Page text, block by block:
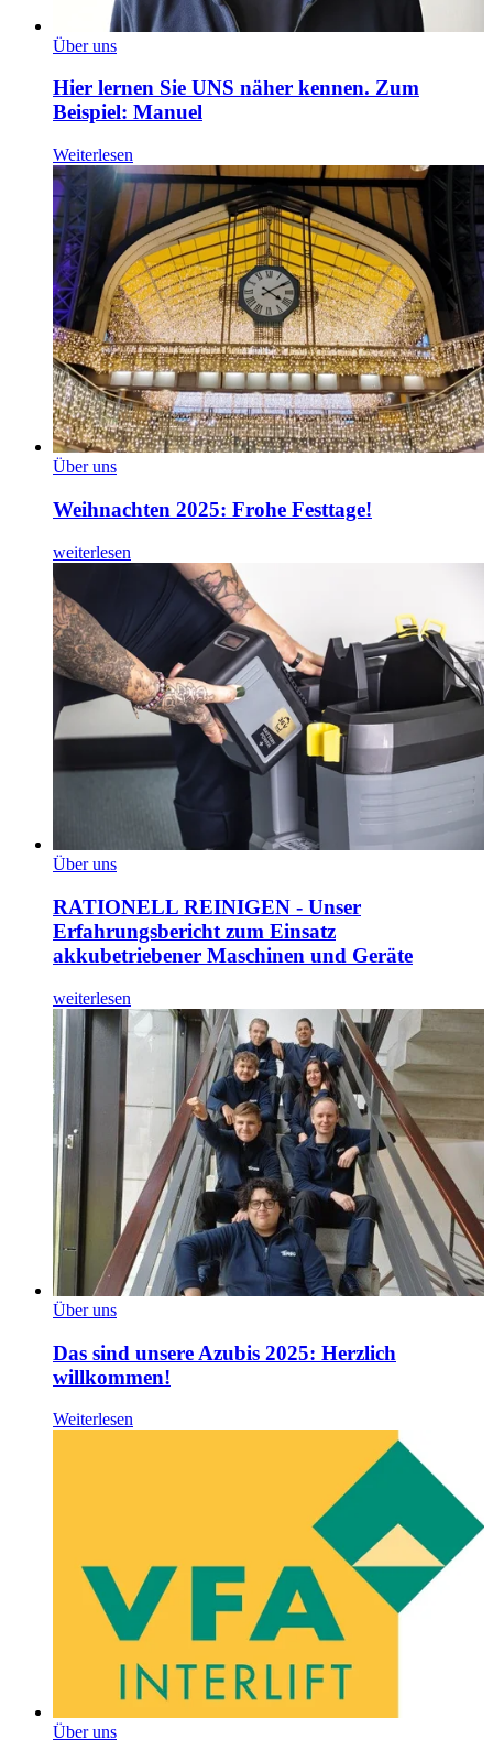
Über uns
Hier lernen Sie UNS näher kennen. Zum
Beispiel: Manuel
Weiterlesen
Über uns
Weihnachten 2025: Frohe Festtage!
weiterlesen
Über uns
RATIONELL REINIGEN - Unser
Erfahrungsbericht zum Einsatz
akkubetriebener Maschinen und Geräte
weiterlesen
Über uns
Das sind unsere Azubis 2025: Herzlich
willkommen!
Weiterlesen
Über uns